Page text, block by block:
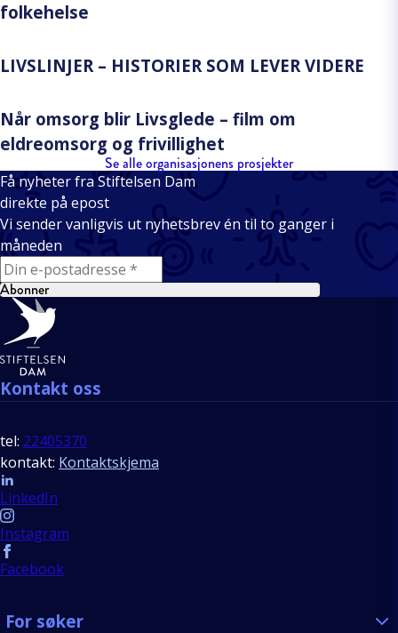
folkehelse
LIVSLINJER – HISTORIER SOM LEVER VIDERE
Når omsorg blir Livsglede – film om
eldreomsorg og frivillighet
Se alle organisasjonens prosjekter
Få nyheter fra Stiftelsen Dam
direkte på epost
Vi sender vanligvis ut nyhetsbrev én til to ganger i
måneden
E-mail
Abonner
Bunntekst
Kontakt oss
tel: 22405370
kontakt: Kontaktskjema
Follow us
LinkedIn
Instagram
Facebook
For søker